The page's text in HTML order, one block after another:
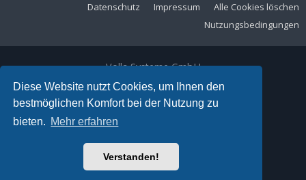
Diese Website nutzt Cookies, um Ihnen den
bestmöglichen Komfort bei der Nutzung zu
bieten. Mehr erfahren
Verstanden!
Alle Cookies löschen
Impressum
Datenschutz
Nutzungsbedingungen
Volla Systeme GmbH
Kölner Straße 102
42897 Remscheid
Telefon:+49 2191 59897 61
E-Mail:
Ariki Theme by